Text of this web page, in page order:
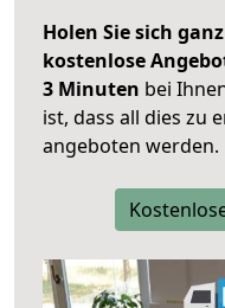
Holen Sie sich
kostenlose
3 Minuten bei
ist, dass all dies zu
angeboten werden.